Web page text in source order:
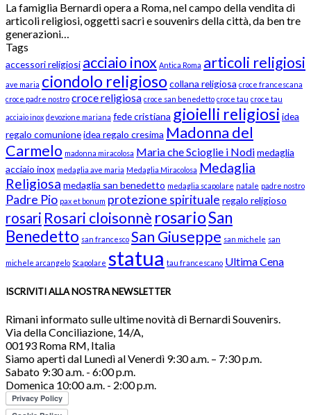
La famiglia Bernardi opera a Roma, nel campo della vendita di
articoli religiosi, oggetti sacri e souvenirs della città, da ben tre
generazioni…
Tags
accessori religiosi acciaio inox Antica Roma articoli religiosi
ave maria ciondolo religiosocollana religiosa croce francescana
croce padre nostro croce religiosa croce san benedetto croce tau croce tau
acciaio inox devozione mariana fede cristiana gioielli religiosi idea
regalo comunioneidea regalo cresima Madonna del
Carmelo madonna miracolosa Maria che Scioglie i Nodimedaglia
acciaio inox medaglia ave maria Medaglia Miracolosa Medaglia
Religiosa medaglia san benedetto medaglia scapolare natale padre nostro
Padre Pio pax et bonum protezione spirituale regalo religioso
rosari Rosari cloisonnè rosarioSan
Benedetto san francesco San Giuseppe san michele san
michele arcangelo Scapolare statua tau francescano Ultima Cena
ISCRIVITI ALLA NOSTRA NEWSLETTER
Rimani informato sulle ultime novità di Bernardi Souvenirs.
Via della Conciliazione, 14/A,
00193 Roma RM, Italia
Siamo aperti dal Lunedì al Venerdì 9:30 a.m. – 7:30 p.m.
Sabato 9:30 a.m. - 6:00 p.m.
Domenica 10:00 a.m. - 2:00 p.m.